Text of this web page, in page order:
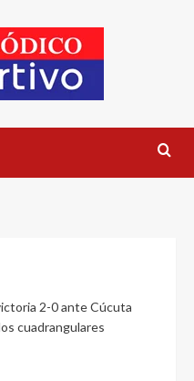
2-0 ante Cúcuta
cuadrangulares